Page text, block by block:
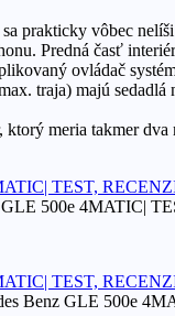
prakticky vôbec
Predná časť
ovládač
traja) majú
meria takmer
GLE 500e 4MATIC|
Benz GLE 500e